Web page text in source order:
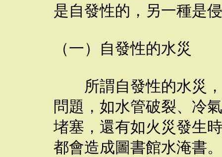
是自發性的，另一種是
（一）自發性的水災
所謂自發性的水災，
問題，如水管破裂、冷
堵塞，還有如火災發生
都會造成圖書館水淹書